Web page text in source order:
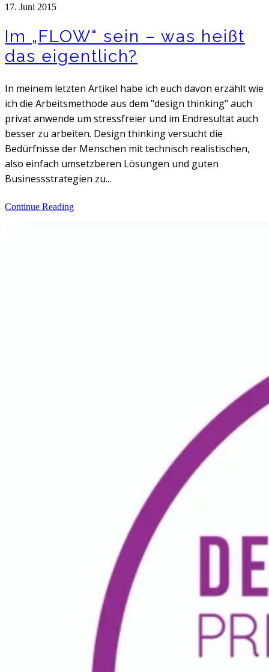
17. Juni 2015
Im „FLOW“ sein – was heißt
das eigentlich?
In meinem letzten Artikel habe ich euch davon erzählt wie
ich die Arbeitsmethode aus dem "design thinking" auch
privat anwende um stressfreier und im Endresultat auch
besser zu arbeiten. Design thinking versucht die
Bedürfnisse der Menschen mit technisch realistischen,
also einfach umsetzberen Lösungen und guten
Businessstrategien zu...
Continue Reading